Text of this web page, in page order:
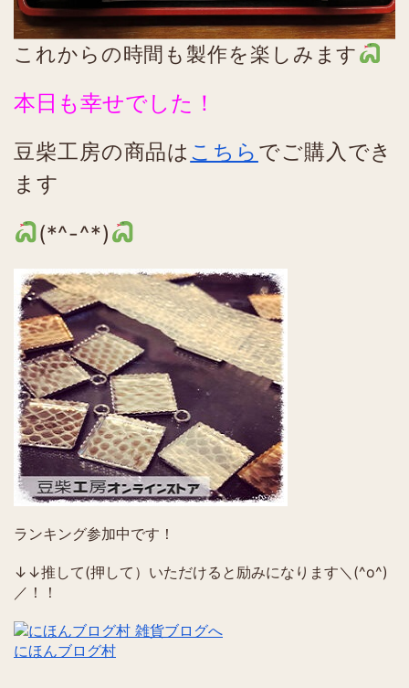
これからの時間も製作を楽しみます
本日も幸せでした！
豆柴工房の商品は こちら でご購入でき
ます
(*^-^*)
ランキング参加中です！
↓↓推して(押して）いただけると励みになります＼(^o^)
／！！
にほんブログ村